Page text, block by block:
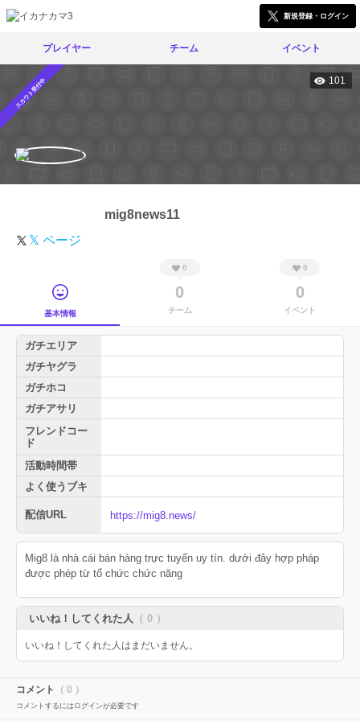
新規登録・ログイン
プレイヤー チーム イベント
スカウト受付中 101
mig8news11
𝕏 ページ
基本情報
0
0
チーム
0
0
イベント
ガチエリア
ガチヤグラ
ガチホコ
ガチアサリ
フレンドコー
ド
活動時間帯
よく使うブキ
配信URL https://mig8.news/
Mig8 là nhà cái bán hàng trực tuyến uy tín. dưới đây hợp pháp
được phép từ tổ chức chức năng
いいね！してくれた人 （ 0 ）
いいね！してくれた人はまだいません。
コメント （ 0 ）
コメントするにはログインが必要です